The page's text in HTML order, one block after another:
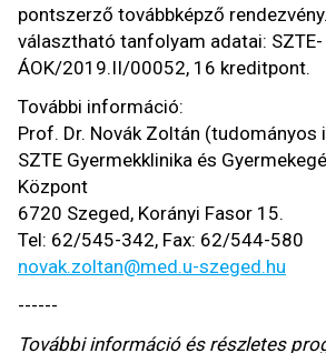
pontszerző továbbképző
választható tanfolyam adatai: SZTE-
ÁOK/2019.II/00052, 16 kreditpont.
További információ:
Prof. Dr. Novák Zoltán
SZTE Gyermekklinika és
Központ
6720 Szeged, Korányi Fasor 15.
Tel: 62/545-342, Fax: 62/544-580
novak.zoltan@med.u-szeged.hu
------
További információ és részletes